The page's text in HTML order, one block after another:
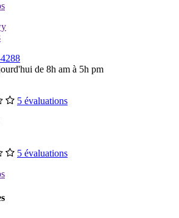
de 8h am à 5h pm
5 évaluations
5 évaluations